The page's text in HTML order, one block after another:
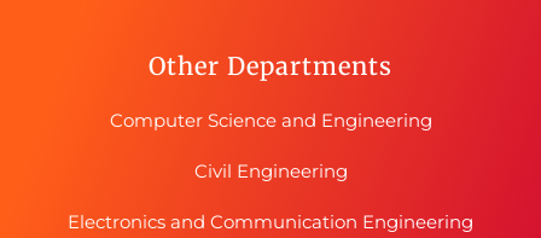
Other Departments
Computer Science and Engineering
Civil Engineering
Electronics and Communication Engineering